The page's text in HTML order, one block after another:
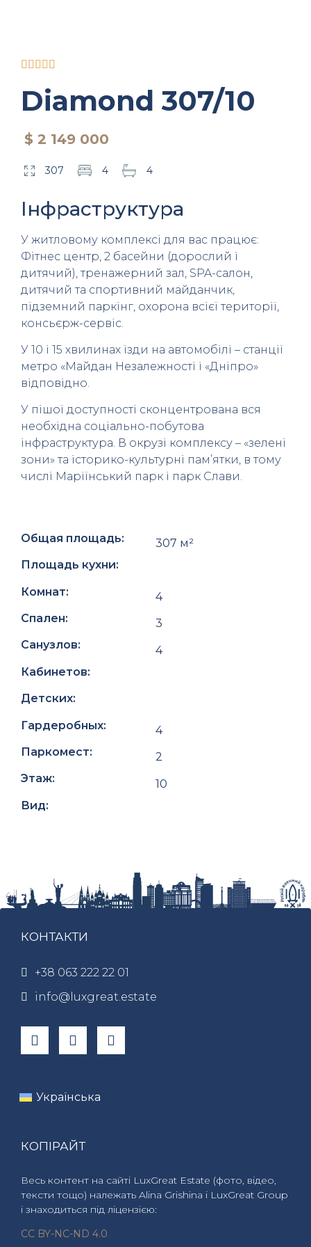
    
Diamond 307/10
$ 2 149 000
307 4 4
Інфраструктура
У житловому комплексі для вас працює:
Фітнес центр, 2 басейни (дорослий і
дитячий), тренажерний зал, SPA-салон,
дитячий та спортивний майданчик,
підземний паркінг, охорона всієї території,
консьєрж-сервіс.
У 10 і 15 хвилинах їзди на автомобілі – станції
метро «Майдан Незалежності і «Дніпро»
відповідно.
У пішої доступності сконцентрована вся
необхідна соціально-побутова
інфраструктура. В окрузі комплексу – «зелені
зони» та історико-культурні пам’ятки, в тому
числі Маріїнський парк і парк Слави.
Общая площадь:
307 м²
Площадь кухни:
Комнат:
4
Спален:
3
Санузлов:
4
Кабинетов:
Детских:
Гардеробных:
4
Паркомест:
2
Этаж:
10
Вид:
КОНТАКТИ
+38 063 222 22 01
info@luxgreat.estate
Українська
КОПІРАЙТ
Весь контент на сайті LuxGreat Estate (фото, відео,
тексти тощо) належать Alina Grishina і LuxGreat Group
і знаходиться під ліцензією:
CC BY-NC-ND 4.0